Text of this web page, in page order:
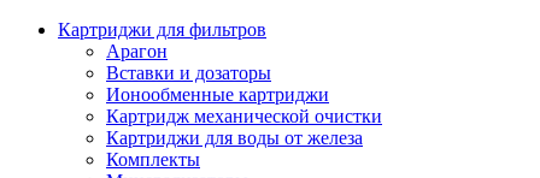
Картриджи для фильтров
Арагон
Вставки и дозаторы
Ионообменные картриджи
Картридж механической очистки
Картриджи для воды от железа
Комплекты